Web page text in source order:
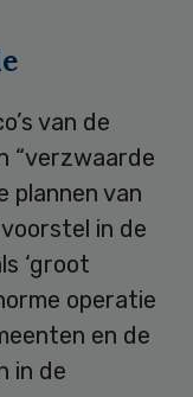
van de
“verzwaarde
plannen van
in de
‘groot
operatie
en de
in de